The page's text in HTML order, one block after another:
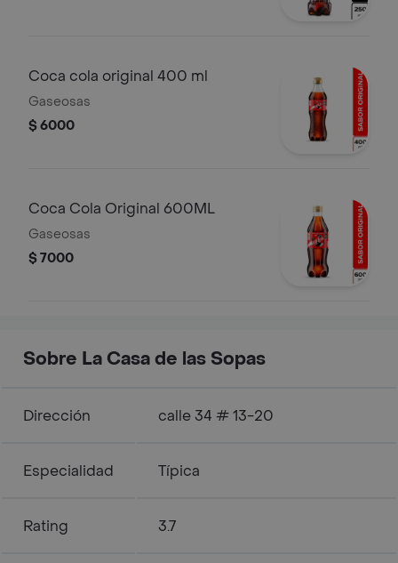
Coca cola original 400 ml
Gaseosas
$ 6000
Coca Cola Original 600ML
Gaseosas
$ 7000
Sobre La Casa de las Sopas
Dirección calle 34 # 13-20
Especialidad Típica
Rating 3.7